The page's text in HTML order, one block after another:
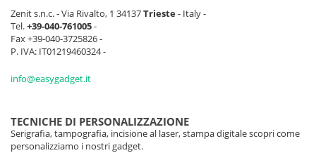
Zenit s.n.c. - Via Rivalto, 1 34137Trieste- Italy -
Tel.+39-040-761005-
Fax +39-040-3725826 -
P. IVA: IT01219460324 -
info@easygadget.it
TECNICHE DI PERSONALIZZAZIONE
Serigrafia, tampografia, incisione al laser, stampa digitale scopri come
personalizziamo i nostri gadget.